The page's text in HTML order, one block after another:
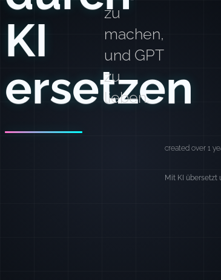
KI
ersetzen
zu
machen,
und GPT
zu
lieben.
created over 1
Mit KI übersetzt